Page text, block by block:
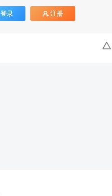
登录 注册